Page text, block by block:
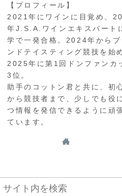
【プロフィール】
2021年にワインに目覚め、
年J.S.A.ワインエキスパート
学で一発合格。2024年からブ
ンドテイスティング競技を始
2025年に第1回ドンファンカ
3位。
助手のコットン君と共に、初
から競技者まで、少しでも役
つ情報を発信できるように頑
ています。